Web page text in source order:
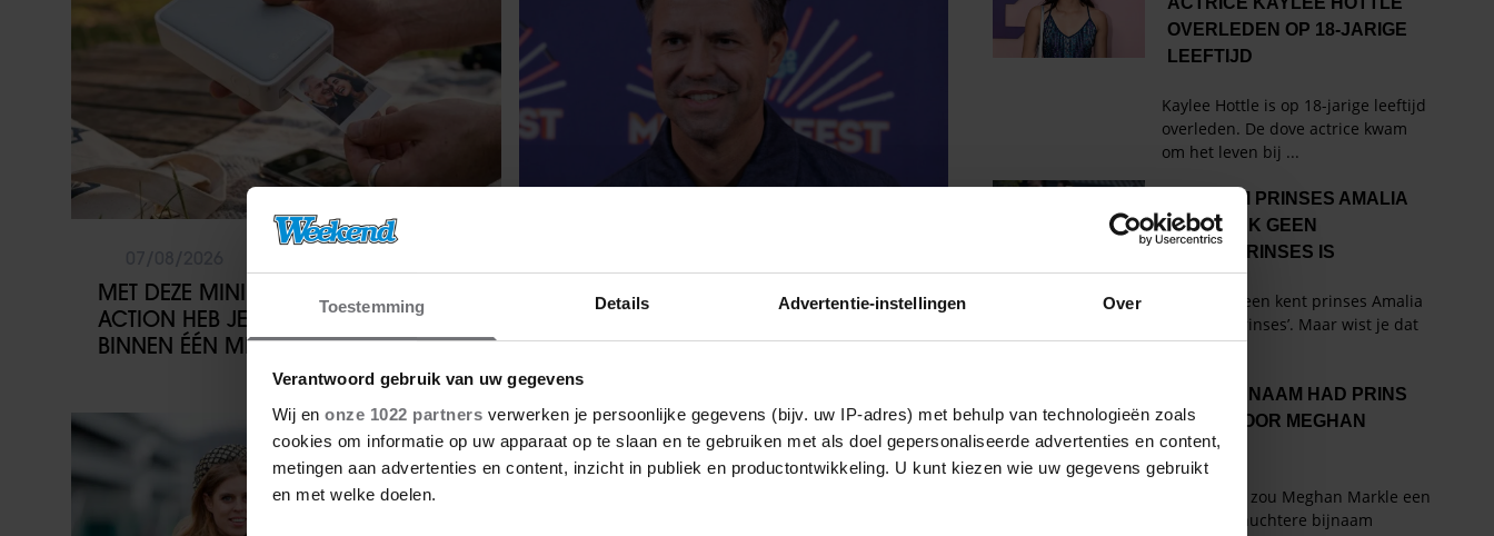
Toestemming Details Advertentie-instellingen Over
Verantwoord gebruik van uw gegevens
Wij en onze 1022 partners verwerken je persoonlijke gegevens (bijv. uw IP-adres) met behulp van technologieën zoals
cookies om informatie op uw apparaat op te slaan en te gebruiken met als doel gepersonaliseerde advertenties en content,
metingen aan advertenties en content, inzicht in publiek en productontwikkeling. U kunt kiezen wie uw gegevens gebruikt
en met welke doelen.
MET DEZE MINI FOTOPRINTER VAN
ACTION HEB JE JE FAVORIETE FOTO’S
BINNEN ÉÉN MINUUT IN HANDEN
SIMON KEIZER BLIKT TERUG OP
WANDELEND HOOFD’
Sante